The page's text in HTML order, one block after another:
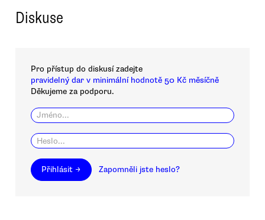
Diskuse
Pro přístup do diskusí zadejte
pravidelný dar v minimální hodnotě 50 Kč měsíčně
Děkujeme za podporu.
Přihlásit → Zapomněli jste heslo?